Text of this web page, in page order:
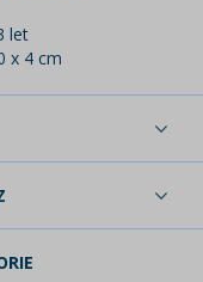
let
x 4 cm